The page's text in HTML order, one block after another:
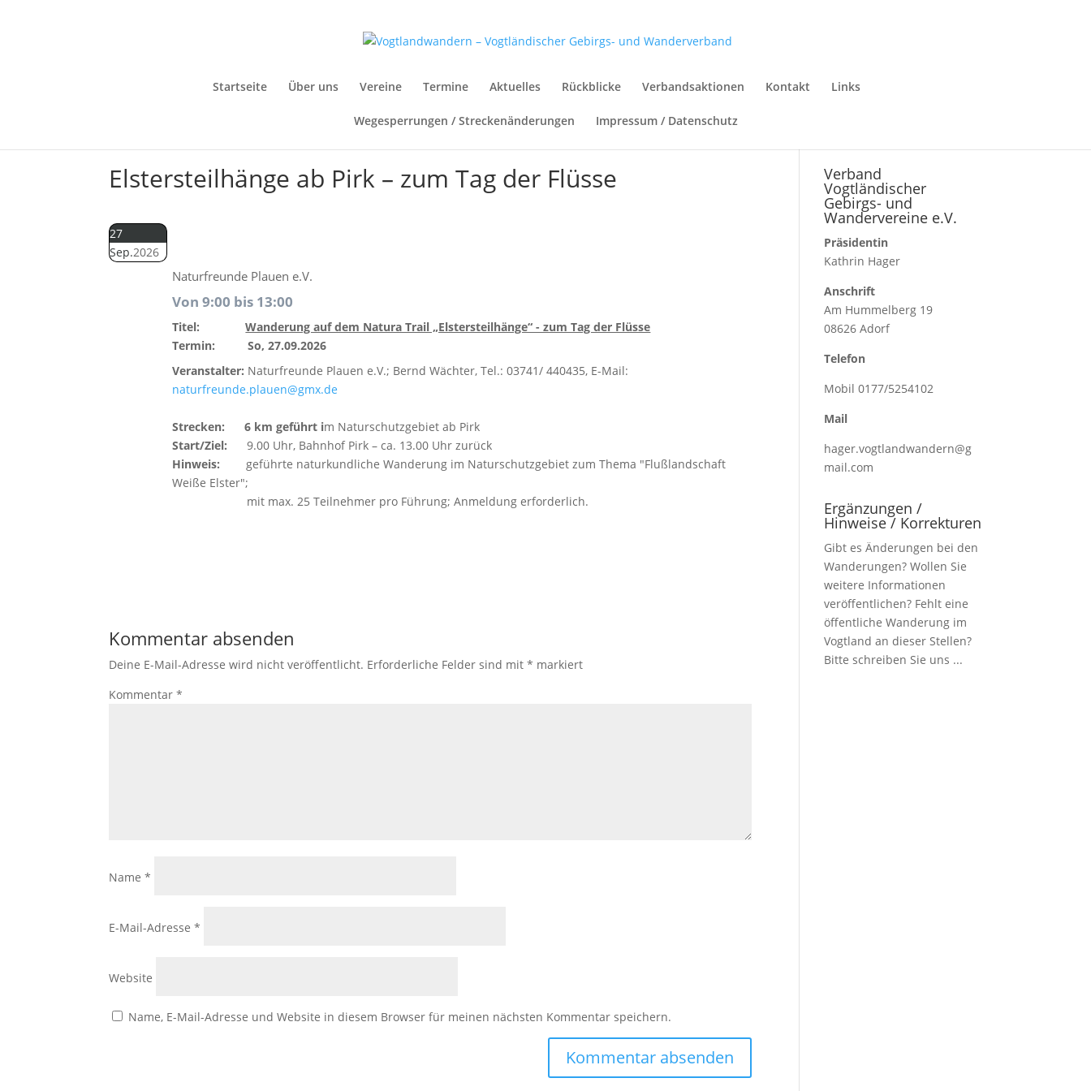
Startseite Über uns Vereine Termine Aktuelles Rückblicke Verbandsaktionen Kontakt Links
Wegesperrungen / Streckenänderungen Impressum / Datenschutz
Elstersteilhänge ab Pirk – zum Tag der Flüsse
27
Sep.2026
Naturfreunde Plauen e.V.
Von 9:00 bis 13:00
Titel:Wanderung auf dem Natura Trail „Elstersteilhänge“ - zum Tag der Flüsse
Termin: So, 27.09.2026
Veranstalter: Naturfreunde Plauen e.V.; Bernd Wächter, Tel.: 03741/ 440435, E-Mail:
naturfreunde.plauen@gmx.de
Strecken: 6 km geführt im Naturschutzgebiet ab Pirk
Start/Ziel:9.00 Uhr, Bahnhof Pirk – ca. 13.00 Uhr zurück
Hinweis:geführte naturkundliche Wanderung im Naturschutzgebiet zum Thema "Flußlandschaft
Weiße Elster";
mit max. 25 Teilnehmer pro Führung; Anmeldung erforderlich.
Kommentar absenden
Deine E-Mail-Adresse wird nicht veröffentlicht. Erforderliche Felder sind mit* markiert
Kommentar*
Name*
E-Mail-Adresse*
Website
Name, E-Mail-Adresse und Website in diesem Browser für meinen nächsten Kommentar speichern.
Verband
Vogtländischer
Gebirgs- und
Wandervereine e.V.
Präsidentin
Kathrin Hager
Anschrift
Am Hummelberg 19
08626 Adorf
Telefon
Mobil 0177/5254102
Mail
hager.vogtlandwandern@g
mail.com
Ergänzungen /
Hinweise / Korrekturen
Gibt es Änderungen bei den
Wanderungen? Wollen Sie
weitere Informationen
veröffentlichen? Fehlt eine
öffentliche Wanderung im
Vogtland an dieser Stellen?
Bitte schreiben Sie uns ...